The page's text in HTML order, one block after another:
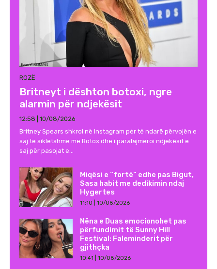
ROZË
Britneyt i dështon botoxi, ngre
alarmin për ndjekësit
12:58 | 10/08/2026
Britney Spears shkroi në Instagram për të ndarë përvojën e
saj të sikletshme me Botox dhe i paralajmëroi ndjekësit e
saj për pasojat e...
Miqësi e “fortë” edhe pas Bigut,
Sasa habit me dedikimin ndaj
Hygertes
11:10 | 10/08/2026
Nëna e Duas emocionohet pas
përfundimit të Sunny Hill
Festival: Faleminderit për
gjithçka
10:41 | 10/08/2026